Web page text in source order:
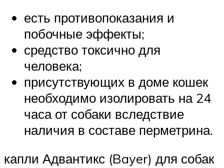
есть противопоказания и
побочные эффекты;
средство токсично для
человека;
присутствующих в доме кошек
необходимо изолировать на 24
часа от собаки вследствие
наличия в составе перметрина.
капли Адвантикс (Bayer) для собак